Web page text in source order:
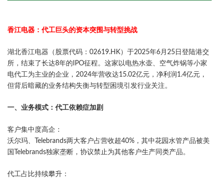
香江电器：代工巨头的资本突围与转型挑战​
湖北香江电器（股票代码：02619.HK）于2025年6月25日登陆港交
所，结束了长达8年的IPO征程。这家以电热水壶、空气炸锅等小家
电代工为主业的企业，2024年营收达15.02亿元，净利润1.4亿元，
但背后暗藏的业务结构失衡与转型困境引发行业关注。
​一、业务模式：代工依赖症加剧​
​客户集中度高企​：
沃尔玛、Telebrands两大客户占营收超40%，其中花园水管产品被美
国Telebrands独家垄断，协议禁止为其他客户生产同类产品。
​代工占比持续攀升​：